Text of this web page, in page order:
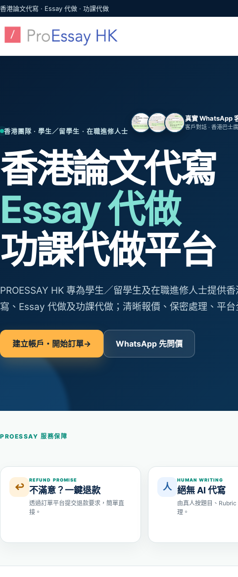
跳至主要內容
香港論文代寫 · Essay 代做 · 功課代做
香港團隊 · 學生／留學生 · 在職進修人士
真實 WhatsApp
客戶對話 · 香港巴士
香港論文代寫
Essay 代做
功課代做平台
PROESSAY HK 專為學生／留學生及在職進修人士提供
寫、Essay 代做及功課代做；清晰報價、保密處理、平台
建立帳戶・開始訂單→ WhatsApp 先問價
PROESSAY 服務保障
↩
REFUND PROMISE
不滿意？一鍵退款
透過訂單平台提交退款要求，簡單直
接。
人
HUMAN WRITING
絕無 AI 代寫
由真人按題目、Rubric
理。